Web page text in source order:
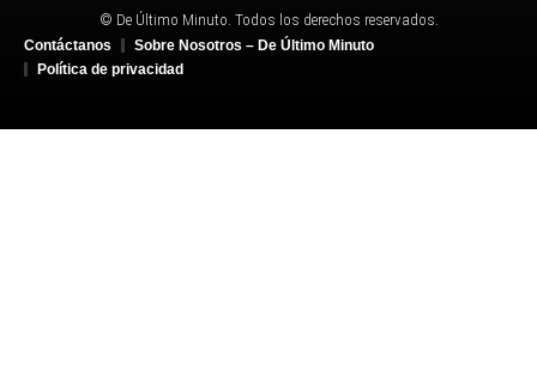
© De Último Minuto. Todos los derechos reservados.
Contáctanos
Sobre Nosotros – De Último Minuto
Política de privacidad